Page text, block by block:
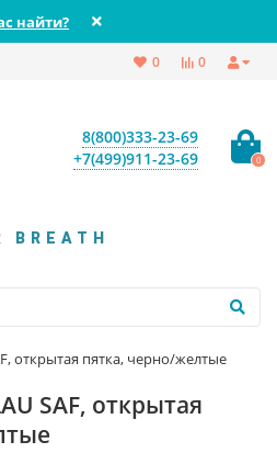
найти?
0
0
8(800)333-23-69
+7(499)911-23-69
0
BREATH
открытая пятка, черно/желтые
SAF, открытая